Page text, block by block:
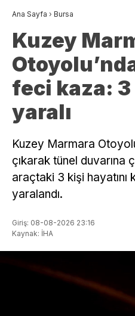
Ana Sayfa › Bursa
Kuzey
feci kaza: 3
yaralı
Kuzey Marmara
çıkarak tünel duvarına
araçtaki 3 kişi hayatını
yaralandı.
Giriş: 08-08-2026 23:16
Kaynak: İHA